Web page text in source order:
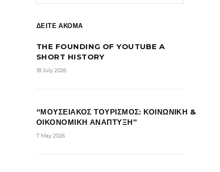
ΔΕΙΤΕ ΑΚΟΜΑ
THE FOUNDING OF YOUTUBE A
SHORT HISTORY
18 July 2026
“ΜΟΥΣΕΙΑΚΟΣ ΤΟΥΡΙΣΜΟΣ: ΚΟΙΝΩΝΙΚΗ &
ΟΙΚΟΝΟΜΙΚΗ ΑΝΑΠΤΥΞΗ”
7 May 2026